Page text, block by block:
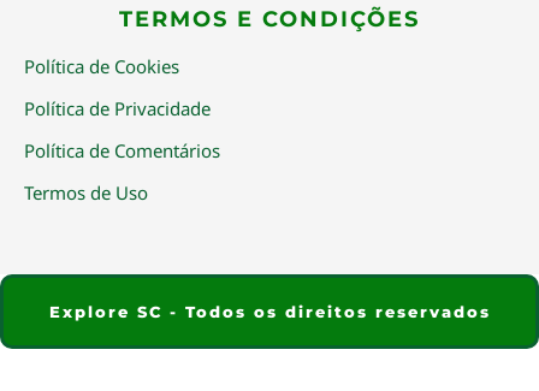
TERMOS E CONDIÇÕES
Política de Cookies
Política de Privacidade
Política de Comentários
Termos de Uso
Explore SC - Todos os direitos reservados